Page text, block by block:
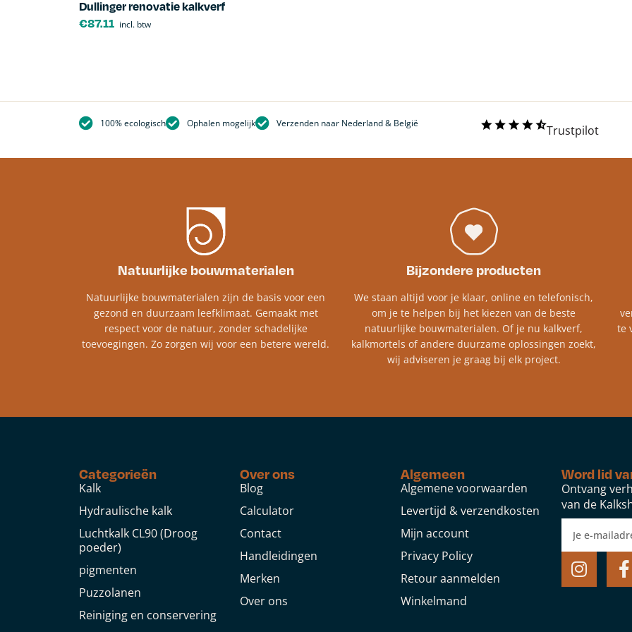
Dullinger renovatie kalkverf
€87.11 incl. btw
100% ecologisch Ophalen mogelijk Verzenden naar Nederland & België Trustpilot
Natuurlijke bouwmaterialen
Natuurlijke bouwmaterialen zijn de basis voor een
gezond en duurzaam leefklimaat. Gemaakt met
respect voor de natuur, zonder schadelijke
toevoegingen. Zo zorgen wij voor een betere wereld.
Bijzondere producten
We staan altijd voor je klaar, online en telefonisch,
om je te helpen bij het kiezen van de beste
natuurlijke bouwmaterialen. Of je nu kalkverf,
kalkmortels of andere duurzame oplossingen zoekt,
wij adviseren je graag bij elk project.​
te
Categorieën
Kalk
Hydraulische kalk
Luchtkalk CL90 (Droog
poeder)
pigmenten
Puzzolanen
Reiniging en conservering
Over ons
Blog
Calculator
Contact
Handleidingen
Merken
Over ons
Algemeen
Algemene voorwaarden
Levertijd & verzendkosten
Mijn account
Privacy Policy
Retour aanmelden
Winkelmand
Word lid
Ontvang
van de